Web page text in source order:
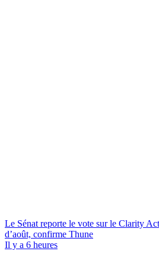
Le Sénat reporte le vote sur le Clarity
d’août, confirme Thune
Il y a 6 heures